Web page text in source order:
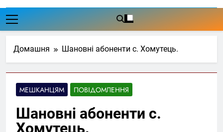
Домашня Шановні абоненти с. Хомутець.
МЕШКАНЦЯМ ПОВІДОМЛЕННЯ
Шановні абоненти с.
Хомутець.